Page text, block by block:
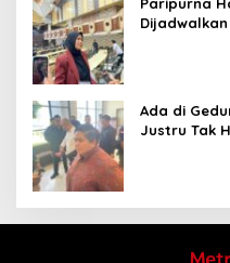
Paripurna
Ada di
Justru Tak